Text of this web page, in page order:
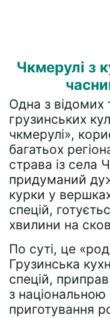
Чкмерулі з
Одна з відомих
грузинських
чкмерулі»,
багатьох
страва із села
придуманий
курки у
спецій,
хвилини на
По суті, це
Грузинська
спецій, приправ
з національною
приготування